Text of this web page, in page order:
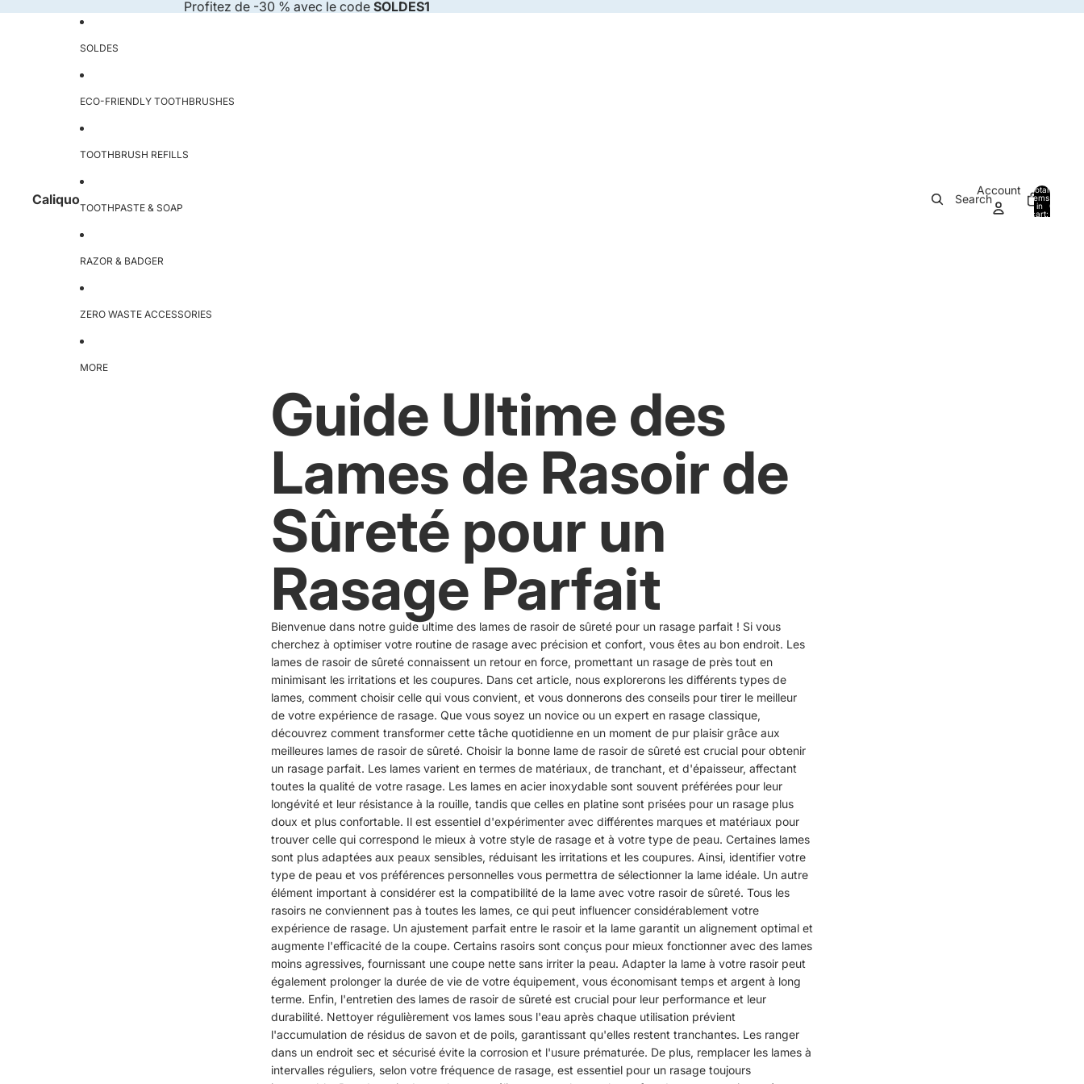
Profitez de -30 % avec le code SOLDES1
Caliquo
SOLDES
ECO-FRIENDLY TOOTHBRUSHES
TOOTHBRUSH REFILLS
TOOTHPASTE & SOAP
RAZOR & BADGER
ZERO WASTE ACCESSORIES
MORE
Search
Account
Total
items
in
cart:
0
Guide Ultime des
Lames de Rasoir de
Sûreté pour un
Rasage Parfait
Bienvenue dans notre guide ultime des lames de rasoir de sûreté pour un rasage parfait ! Si vous
cherchez à optimiser votre routine de rasage avec précision et confort, vous êtes au bon endroit. Les
lames de rasoir de sûreté connaissent un retour en force, promettant un rasage de près tout en
minimisant les irritations et les coupures. Dans cet article, nous explorerons les différents types de
lames, comment choisir celle qui vous convient, et vous donnerons des conseils pour tirer le meilleur
de votre expérience de rasage. Que vous soyez un novice ou un expert en rasage classique,
découvrez comment transformer cette tâche quotidienne en un moment de pur plaisir grâce aux
meilleures lames de rasoir de sûreté. Choisir la bonne lame de rasoir de sûreté est crucial pour obtenir
un rasage parfait. Les lames varient en termes de matériaux, de tranchant, et d'épaisseur, affectant
toutes la qualité de votre rasage. Les lames en acier inoxydable sont souvent préférées pour leur
longévité et leur résistance à la rouille, tandis que celles en platine sont prisées pour un rasage plus
doux et plus confortable. Il est essentiel d'expérimenter avec différentes marques et matériaux pour
trouver celle qui correspond le mieux à votre style de rasage et à votre type de peau. Certaines lames
sont plus adaptées aux peaux sensibles, réduisant les irritations et les coupures. Ainsi, identifier votre
type de peau et vos préférences personnelles vous permettra de sélectionner la lame idéale. Un autre
élément important à considérer est la compatibilité de la lame avec votre rasoir de sûreté. Tous les
rasoirs ne conviennent pas à toutes les lames, ce qui peut influencer considérablement votre
expérience de rasage. Un ajustement parfait entre le rasoir et la lame garantit un alignement optimal et
augmente l'efficacité de la coupe. Certains rasoirs sont conçus pour mieux fonctionner avec des lames
moins agressives, fournissant une coupe nette sans irriter la peau. Adapter la lame à votre rasoir peut
également prolonger la durée de vie de votre équipement, vous économisant temps et argent à long
terme. Enfin, l'entretien des lames de rasoir de sûreté est crucial pour leur performance et leur
durabilité. Nettoyer régulièrement vos lames sous l'eau après chaque utilisation prévient
l'accumulation de résidus de savon et de poils, garantissant qu'elles restent tranchantes. Les ranger
dans un endroit sec et sécurisé évite la corrosion et l'usure prématurée. De plus, remplacer les lames à
intervalles réguliers, selon votre fréquence de rasage, est essentiel pour un rasage toujours